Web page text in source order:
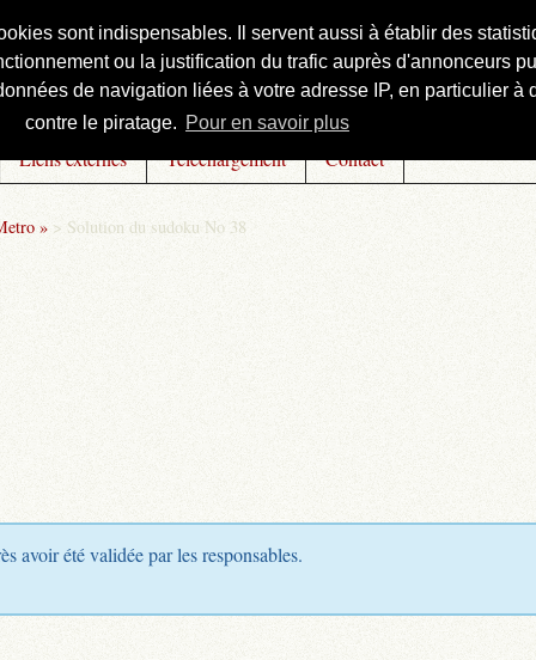
sont indispensables. Il servent aussi à établir des
ou la justification du trafic auprès d'annonceurs
de navigation liées à votre adresse IP, en particulier à
contre le piratage. Pour en savoir plus
Liens externes Téléchargement Contact
» > Solution du sudoku No 38
avoir été validée par les responsables.